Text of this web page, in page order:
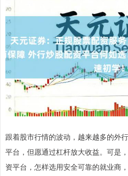
跟着股市行情的波动，越来越多的外
平台，但愿通过杠杆放大收益。可是
资平台，怎样选用安全可靠的就业商